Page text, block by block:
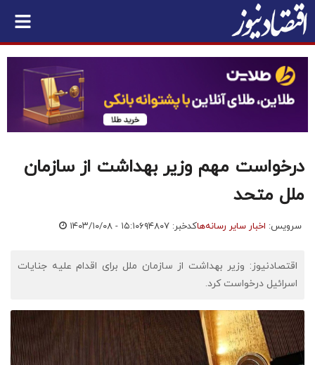
درخواست مهم وزیر بهداشت از سازمان
ملل متحد
سرویس: اخبار سایر رسانه‌هاکدخبر: ۶۹۴۸۰۷ ۱۴۰۳/۱۰/۰۸ - ۱۵:۱۰
اقتصادنیوز: وزیر بهداشت از سازمان ملل برای اقدام علیه جنایات
اسرائیل درخواست کرد.